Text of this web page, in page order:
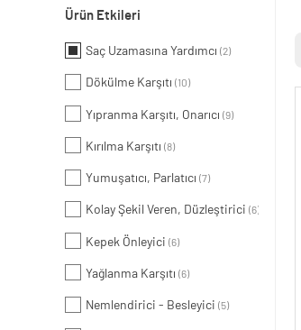
Ürün Etkileri
Saç Uzamasına Yardımcı (2)
Dökülme Karşıtı (10)
Yıpranma Karşıtı, Onarıcı (9)
Kırılma Karşıtı (8)
Yumuşatıcı, Parlatıcı (7)
Kolay Şekil Veren, Düzleştirici (6)
Kepek Önleyici (6)
Yağlanma Karşıtı (6)
Nemlendirici - Besleyici (5)